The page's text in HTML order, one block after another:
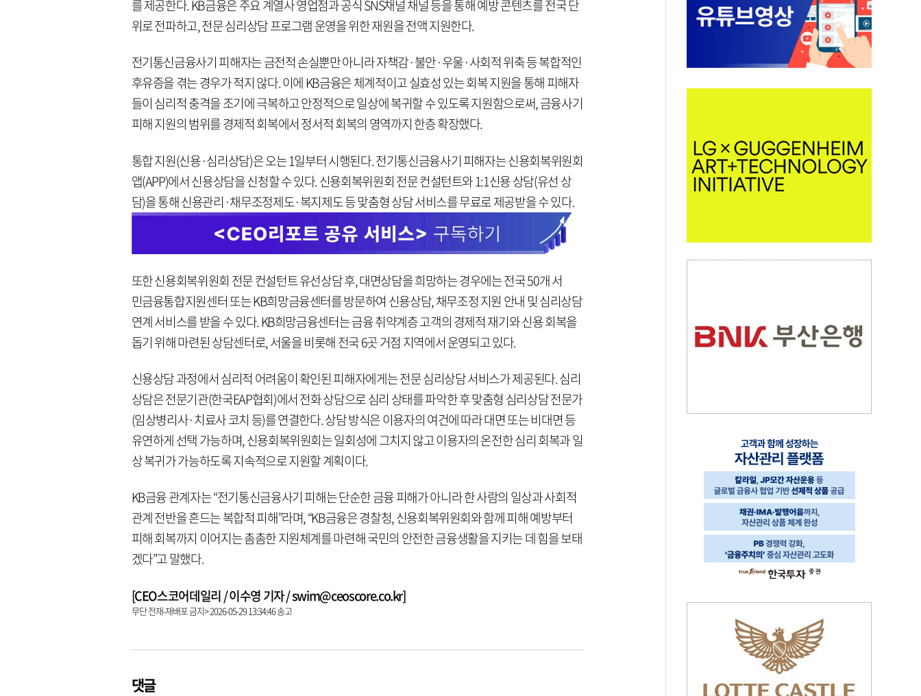
를 제공한다. KB금융은 주요 계열사 영업점과 공식 SNS채널 채널 등을 통해 예방 콘텐츠를 전국 단
위로 전파하고, 전문 심리상담 프로그램 운영을 위한 재원을 전액 지원한다.
전기통신금융사기 피해자는 금전적 손실뿐만 아니라 자책감·불안·우울·사회적 위축 등 복합적인
후유증을 겪는 경우가 적지 않다. 이에 KB금융은 체계적이고 실효성 있는 회복 지원을 통해 피해자
들이 심리적 충격을 조기에 극복하고 안정적으로 일상에 복귀할 수 있도록 지원함으로써, 금융사기
피해 지원의 범위를 경제적 회복에서 정서적 회복의 영역까지 한층 확장했다.
통합 지원(신용·심리상담)은 오는 1일부터 시행된다. 전기통신금융사기 피해자는 신용회복위원회
앱(APP)에서 신용상담을 신청할 수 있다. 신용회복위원회 전문 컨설턴트와 1:1신용 상담(유선 상
담)을 통해 신용관리·채무조정제도·복지제도 등 맞춤형 상담 서비스를 무료로 제공받을 수 있다.
또한 신용회복위원회 전문 컨설턴트 유선상담 후, 대면상담을 희망하는 경우에는 전국 50개 서
민금융통합지원센터 또는 KB희망금융센터를 방문하여 신용상담, 채무조정 지원 안내 및 심리상담
연계 서비스를 받을 수 있다. KB희망금융센터는 금융 취약계층 고객의 경제적 재기와 신용 회복을
돕기 위해 마련된 상담센터로, 서울을 비롯해 전국 6곳 거점 지역에서 운영되고 있다.
신용상담 과정에서 심리적 어려움이 확인된 피해자에게는 전문 심리상담 서비스가 제공된다. 심리
상담은 전문기관(한국EAP협회)에서 전화 상담으로 심리 상태를 파악한 후 맞춤형 심리상담 전문가
(임상병리사·치료사 코치 등)를 연결한다. 상담 방식은 이용자의 여건에 따라 대면 또는 비대면 등
유연하게 선택 가능하며, 신용회복위원회는 일회성에 그치지 않고 이용자의 온전한 심리 회복과 일
상 복귀가 가능하도록 지속적으로 지원할 계획이다.
KB금융 관계자는 “전기통신금융사기 피해는 단순한 금융 피해가 아니라 한 사람의 일상과 사회적
관계 전반을 흔드는 복합적 피해”라며, “KB금융은 경찰청, 신용회복위원회와 함께 피해 예방부터
피해 회복까지 이어지는 촘촘한 지원체계를 마련해 국민의 안전한 금융생활을 지키는 데 힘을 보태
겠다”고 말했다.
[CEO스코어데일리 / 이수영 기자 / swim@ceoscore.co.kr]
무단 전재-재배포 금지> 2026-05-29 13:34:46 송고
댓글